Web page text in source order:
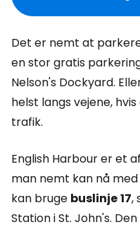
Det er nemt at
en stor gratis
Nelson's Dockyard.
helst langs vejene,
trafik.
English Harbour er et
man nemt kan nå
kan bruge buslinje17,
Station i St. John's.